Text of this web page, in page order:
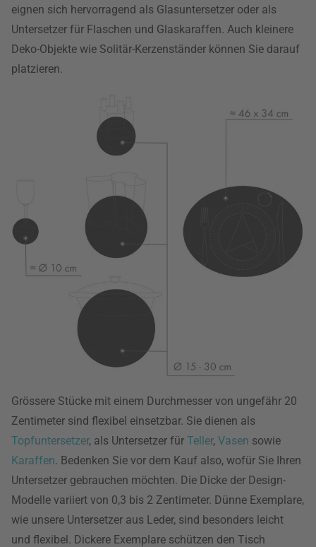
eignen sich hervorragend als Glasuntersetzer oder als
Untersetzer für Flaschen und Glaskaraffen. Auch kleinere
Deko-Objekte wie Solitär-Kerzenständer können Sie darauf
platzieren.
Grössere Stücke mit einem Durchmesser von ungefähr 20
Zentimeter sind flexibel einsetzbar. Sie dienen als
Topfuntersetzer, als Untersetzer für Teller, Vasen sowie
Karaffen. Bedenken Sie vor dem Kauf also, wofür Sie Ihren
Untersetzer gebrauchen möchten. Die Dicke der Design-
Modelle variiert von 0,3 bis 2 Zentimeter. Dünne Exemplare,
wie unsere Untersetzer aus Leder, sind besonders leicht
und flexibel. Dickere Exemplare schützen den Tisch